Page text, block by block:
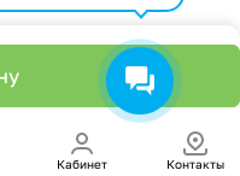
Кабинет Контакты